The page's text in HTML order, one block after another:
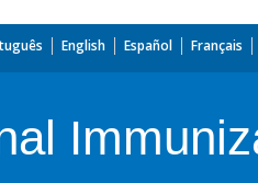
English Español Français